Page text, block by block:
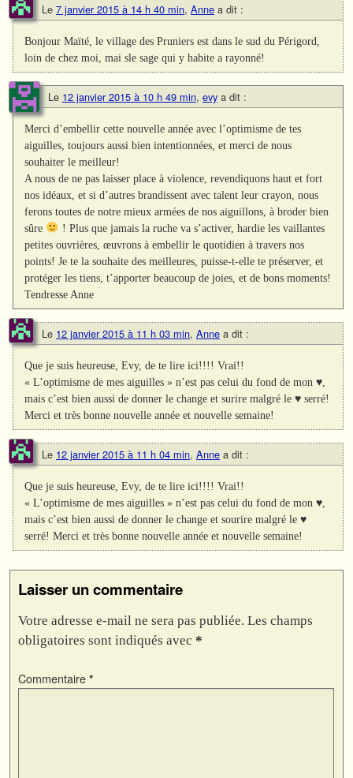
Le 7 janvier 2015 à 14 h 40 min, Anne a dit :
Bonjour Maïté, le village des Pruniers est dans le sud du Périgord,
loin de chez moi, mai sle sage qui y habite a rayonné!
Le 12 janvier 2015 à 10 h 49 min, evy a dit :
Merci d’embellir cette nouvelle année avec l’optimisme de tes
aiguilles, toujours aussi bien intentionnées, et merci de nous
souhaiter le meilleur!
A nous de ne pas laisser place à violence, revendiquons haut et fort
nos idéaux, et si d’autres brandissent avec talent leur crayon, nous
ferons toutes de notre mieux armées de nos aiguillons, à broder bien
sûre
! Plus que jamais la ruche va s’activer, hardie les vaillantes
petites ouvrières, œuvrons à embellir le quotidien à travers nos
points! Je te la souhaite des meilleures, puisse-t-elle te préserver, et
protéger les tiens, t’apporter beaucoup de joies, et de bons moments!
Tendresse Anne
Le 12 janvier 2015 à 11 h 03 min, Anne a dit :
Que je suis heureuse, Evy, de te lire ici!!!! Vrai!!
« L’optimisme de mes aiguilles » n’est pas celui du fond de mon ♥,
mais c’est bien aussi de donner le change et surire malgré le ♥ serré!
Merci et très bonne nouvelle année et nouvelle semaine!
Le 12 janvier 2015 à 11 h 04 min, Anne a dit :
Que je suis heureuse, Evy, de te lire ici!!!! Vrai!!
« L’optimisme de mes aiguilles » n’est pas celui du fond de mon ♥,
mais c’est bien aussi de donner le change et sourire malgré le ♥
serré! Merci et très bonne nouvelle année et nouvelle semaine!
Laisser un commentaire
Votre adresse e-mail ne sera pas publiée. Les champs
obligatoires sont indiqués avec *
Commentaire *